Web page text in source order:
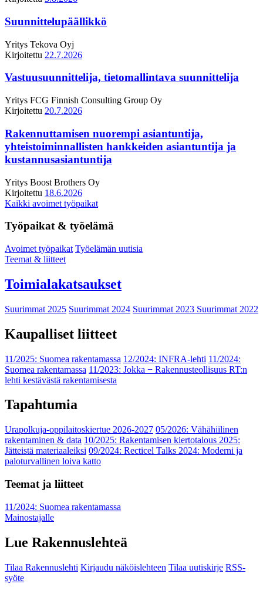
Suunnittelupäällikkö
Yritys Tekova Oyj
Kirjoitettu 22.7.2026
Vastuusuunnittelija, tietomallintava suunnittelija
Yritys FCG Finnish Consulting Group Oy
Kirjoitettu 20.7.2026
Rakennuttamisen nuorempi asiantuntija,
yhteistoiminnallisten hankkeiden asiantuntija ja
kustannusasiantuntija
Yritys Boost Brothers Oy
Kirjoitettu 18.6.2026
Kaikki avoimet työpaikat
Työpaikat & työelämä
Avoimet työpaikat Työelämän uutisia
Teemat & liitteet
Toimialakatsaukset
Suurimmat 2025 Suurimmat 2024 Suurimmat 2023 Suurimmat 2022
Kaupalliset liitteet
11/2025: Suomea rakentamassa 12/2024: INFRA-lehti 11/2024:
Suomea rakentamassa 11/2023: Jokka − Rakennusteollisuus RT:n
lehti kestävästä rakentamisesta
Tapahtumia
Urapolkuja-oppilaitoskiertue 2026-2027 05/2026: Vähähiilinen
rakentaminen & data 10/2025: Rakentamisen kiertotalous 2025:
Jätteistä materiaaleiksi 09/2024: Recticel Talks 2024: Moderni ja
paloturvallinen loiva katto
Teemat ja liitteet
11/2024: Suomea rakentamassa
Mainostajalle
Lue Rakennuslehteä
Tilaa Rakennuslehti Kirjaudu näköislehteen Tilaa uutiskirje RSS-
syöte